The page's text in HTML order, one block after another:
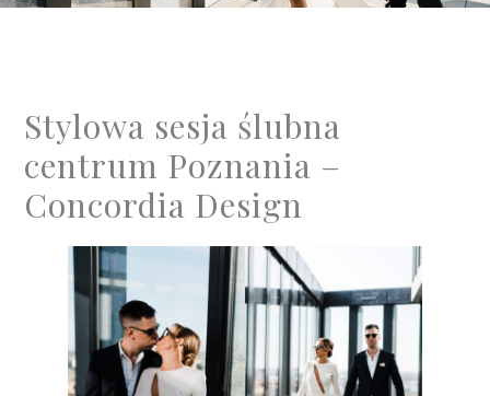
Stylowa sesja ślubna
centrum Poznania –
Concordia Design